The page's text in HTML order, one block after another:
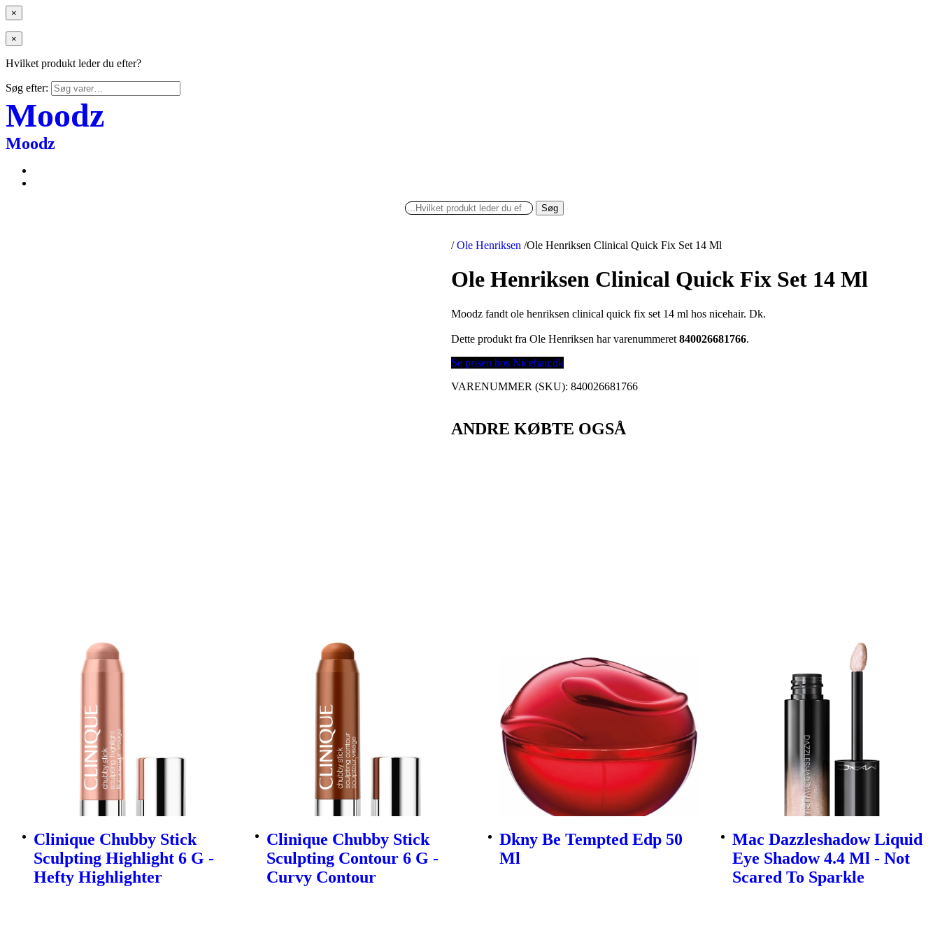
×
×
Hvilket produkt leder du efter?
Søg efter:
Moodz
Moodz
Søg
/ Ole Henriksen /Ole Henriksen Clinical Quick Fix Set 14 Ml
Ole Henriksen Clinical Quick Fix Set 14 Ml
Moodz fandt ole henriksen clinical quick fix set 14 ml hos nicehair. Dk.
Dette produkt fra Ole Henriksen har varenummeret840026681766.
Se prisen hos Nicehair.dk
VARENUMMER (SKU):840026681766
ANDRE KØBTE OGSÅ
Clinique Chubby Stick
Sculpting Highlight 6 G -
Hefty Highlighter
Clinique Chubby Stick
Sculpting Contour 6 G -
Curvy Contour
Dkny Be Tempted Edp 50
Ml
Mac Dazzleshadow Liquid
Eye Shadow 4.4 Ml - Not
Scared To Sparkle